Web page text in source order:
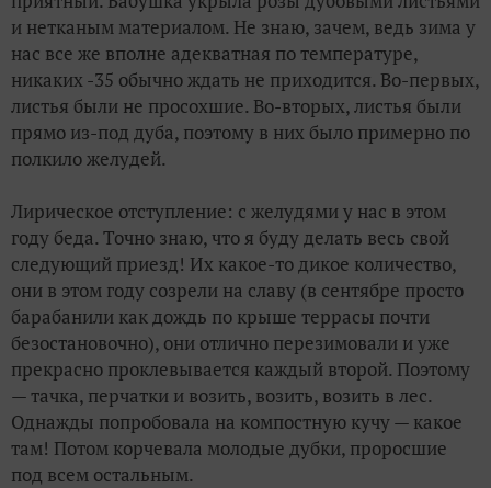
и нетканым материалом. Не знаю, зачем, ведь зима у
нас все же вполне адекватная по температуре,
никаких -35 обычно ждать не приходится. Во-первых,
листья были не просохшие. Во-вторых, листья были
прямо из-под дуба, поэтому в них было примерно по
полкило желудей.
Лирическое отступление: с желудями у нас в этом
году беда. Точно знаю, что я буду делать весь свой
следующий приезд! Их какое-то дикое количество,
они в этом году созрели на славу (в сентябре просто
барабанили как дождь по крыше террасы почти
безостановочно), они отлично перезимовали и уже
прекрасно проклевывается каждый второй. Поэтому
— тачка, перчатки и возить, возить, возить в лес.
Однажды попробовала на компостную кучу — какое
там! Потом корчевала молодые дубки, проросшие
под всем остальным.